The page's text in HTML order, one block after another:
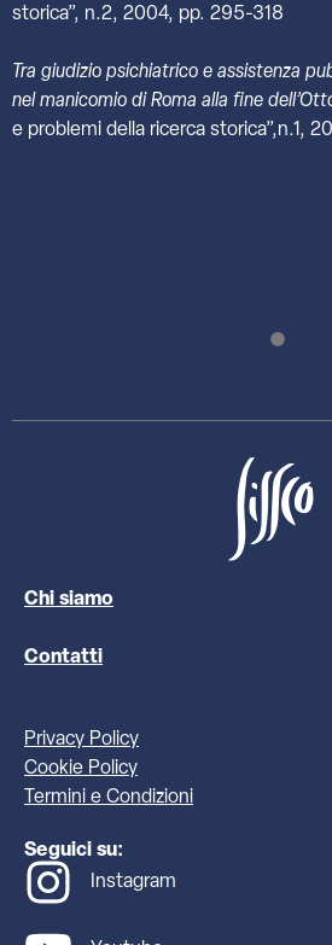
storica”, n.2, 2004, pp. 295-318
Tra giudizio psichiatrico e assistenza
nel manicomio di Roma alla fine
e problemi della ricerca storica”,n.1,
Chi siamo
Contatti
Privacy Policy
Cookie Policy
Termini e Condizioni
Seguici su:
Instagram